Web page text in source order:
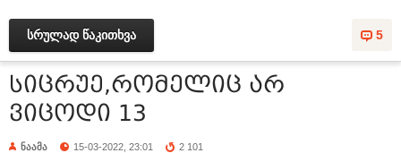
5
სრულად წაკითხვა
სიცრუე,რომელიც არ
ვიცოდი 13
ნაამა 15-03-2022, 23:01 2 101